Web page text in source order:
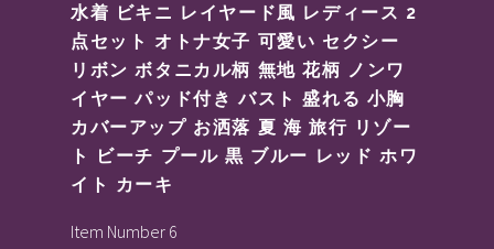
水着 ビキニ レイヤード風 レディース 2
点セット オトナ女子 可愛い セクシー
リボン ボタニカル柄 無地 花柄 ノンワ
イヤー パッド付き バスト 盛れる 小胸
カバーアップ お洒落 夏 海 旅行 リゾー
ト ビーチ プール 黒 ブルー レッド ホワ
イト カーキ
Item Number 6